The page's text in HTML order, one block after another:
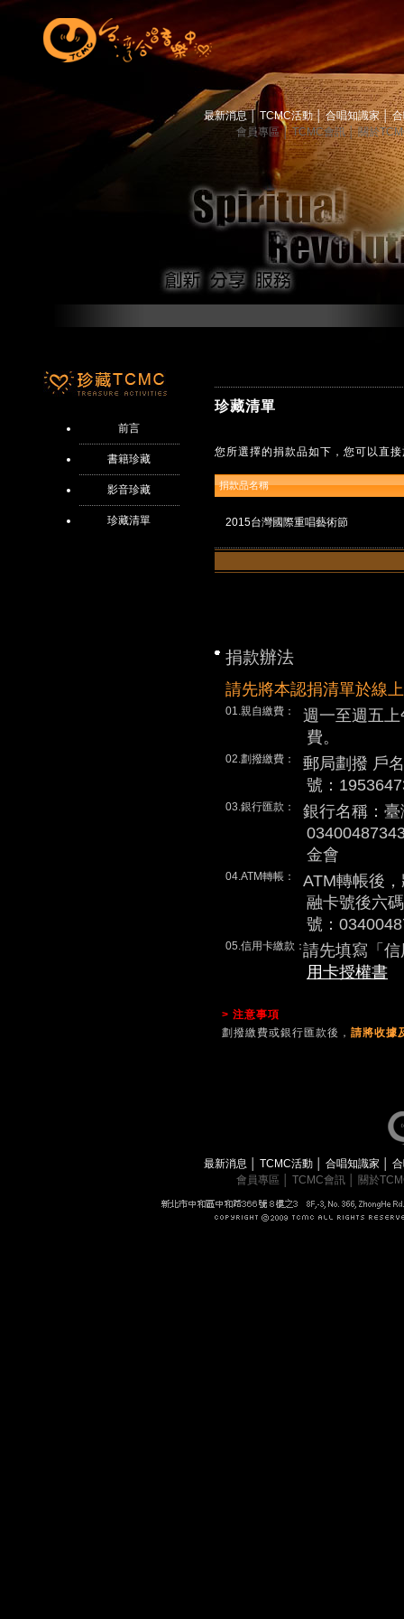
最新消息 TCMC活動│ 合唱知識家│
會員專區│ TCMC會訊│ 關於
前言
書籍珍藏
影音珍藏
珍藏清單
珍藏清單
您所選擇的捐款品如下，您可以直
捐款品名稱
2015台灣國際重唱藝術節
捐款辦法
請先將本認捐清單於線
01.親自繳費：
週一至週五
費。
02.劃撥繳費：
郵局劃撥 戶
號：
03.銀行匯款：
銀行名稱：
金會
04.ATM轉帳：
ATM轉帳後
融卡號後六
號：
05.信用卡繳款：請先填寫「
用卡授權書
> 注意事項
劃撥繳費或銀行匯款後， 請將收據
最新消息 TCMC活動 合唱知識家
會員專區
TCMC會訊 關於